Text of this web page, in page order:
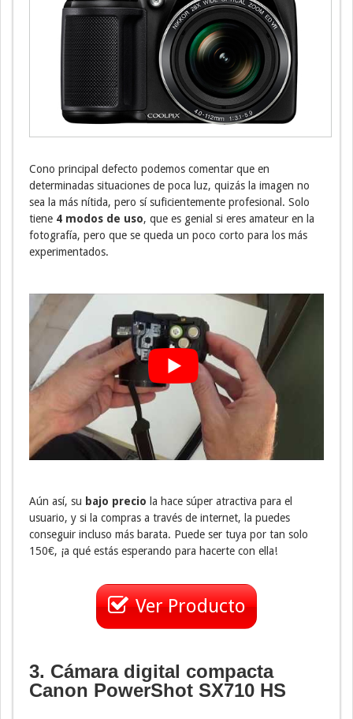
Cono principal defecto podemos comentar que en
determinadas situaciones de poca luz, quizás la imagen no
sea la más nítida, pero sí suficientemente profesional. Solo
tiene 4 modos de uso, que es genial si eres amateur en la
fotografía, pero que se queda un poco corto para los más
experimentados.
Aún así, su bajo precio la hace súper atractiva para el
usuario, y si la compras a través de internet, la puedes
conseguir incluso más barata. Puede ser tuya por tan solo
150€, ¡a qué estás esperando para hacerte con ella!
Ver Producto
3. Cámara digital compacta
Canon PowerShot SX710 HS